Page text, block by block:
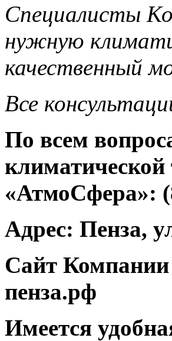
Специалисты
нужную
качественный
Все
По всем
«АтмоСфера»:
Адрес: Пенза,
Сайт
пенза.рф
Имеется